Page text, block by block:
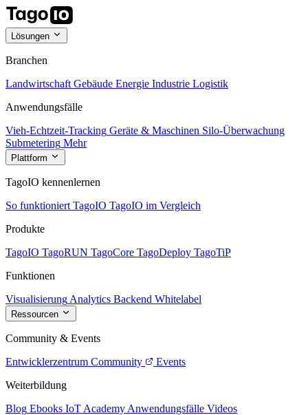
Lösungen
Branchen
Landwirtschaft Gebäude Energie Industrie Logistik
Anwendungsfälle
Vieh-Echtzeit-Tracking Geräte & Maschinen Silo-Überwachung
Submetering Mehr
Plattform
TagoIO kennenlernen
So funktioniert TagoIO TagoIO im Vergleich
Produkte
TagoIO TagoRUN TagoCore TagoDeploy TagoTiP
Funktionen
Visualisierung Analytics Backend Whitelabel
Ressourcen
Community & Events
Entwicklerzentrum Community
Events
Weiterbildung
Blog Ebooks IoT Academy Anwendungsfälle Videos